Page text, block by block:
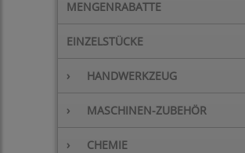
MENGENRABATTE
EINZELSTÜCKE
› HANDWERKZEUG
› MASCHINEN-ZUBEHÖR
› CHEMIE